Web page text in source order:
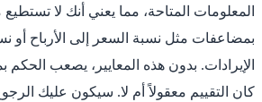
المعلومات المتاحة، مما يعني أنك لا تستطيع
بمضاعفات مثل نسبة السعر إلى الأرباح أو
الإيرادات. بدون هذه المعايير، يصعب الحكم
كان التقييم معقولاً أم لا. سيكون عليك